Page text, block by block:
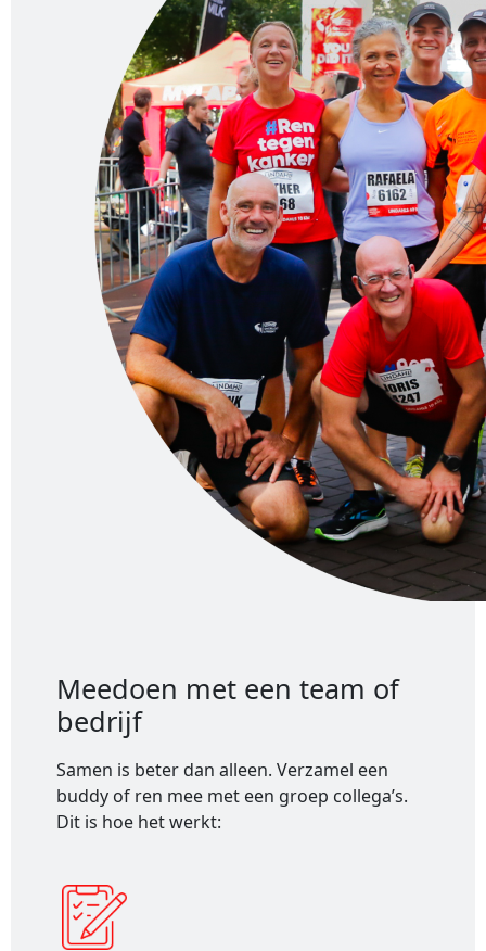
Meedoen met een team of
bedrijf
Samen is beter dan alleen. Verzamel een
buddy of ren mee met een groep collega’s.
Dit is hoe het werkt: